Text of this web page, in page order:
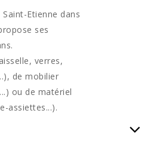
Etienne dans
ses
verres,
de mobilier
ou de matériel
assiettes...).